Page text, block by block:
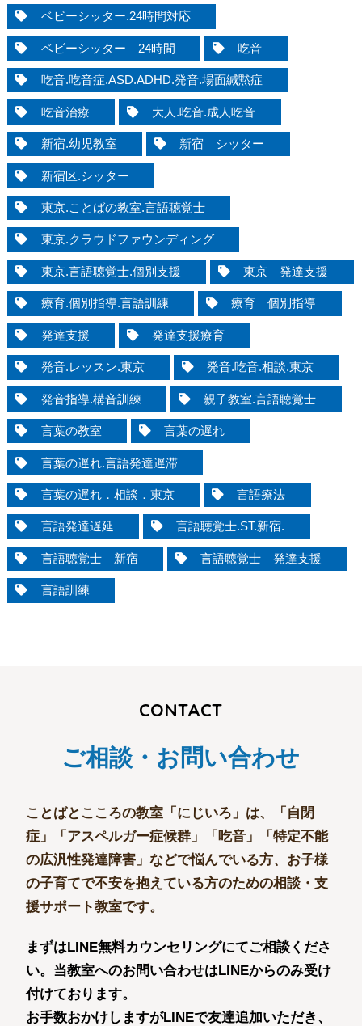
ベビーシッター.24時間対応
ベビーシッター 24時間 吃音
吃音.吃音症.ASD.ADHD.発音.場面緘黙症
吃音治療 大人.吃音.成人吃音
新宿.幼児教室 新宿 シッター
新宿区.シッター
東京.ことばの教室.言語聴覚士
東京.クラウドファウンディング
東京.言語聴覚士.個別支援 東京 発達支援
療育.個別指導.言語訓練 療育 個別指導
発達支援 発達支援療育
発音.レッスン.東京 発音.吃音.相談.東京
発音指導.構音訓練 親子教室.言語聴覚士
言葉の教室 言葉の遅れ
言葉の遅れ.言語発達遅滞
言葉の遅れ．相談．東京 言語療法
言語発達遅延 言語聴覚士.ST.新宿.
言語聴覚士 新宿 言語聴覚士 発達支援
言語訓練
CONTACT
ご相談・お問い合わせ
ことばとこころの教室「にじいろ」は、
「自閉
症」「アスペルガー症候群」「吃音」「特定不能
の広汎性発達障害」などで悩んでいる方、 お子様
の子育てで不安を抱えている方のための相談・支
援サポート教室です。
まずはLINE無料カウンセリングにてご相談くださ
い。 当教室へのお問い合わせはLINEからのみ受け
付けております。
お手数おかけしますがLINEで友達追加いただき、